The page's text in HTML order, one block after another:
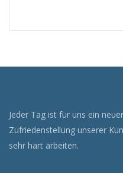
Jeder Tag ist für uns ein
Zufriedenstellung unserer
sehr hart arbeiten.